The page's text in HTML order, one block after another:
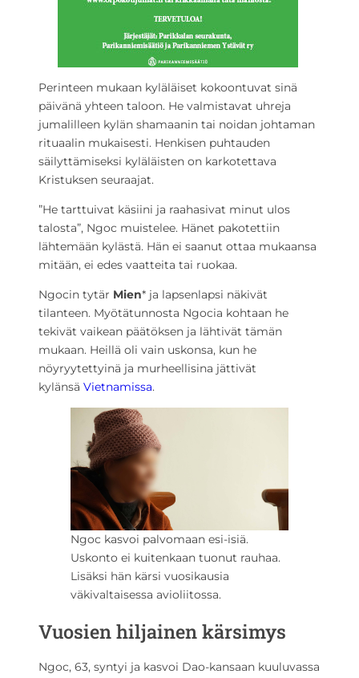
Perinteen mukaan kyläläiset kokoontuvat sinä
päivänä yhteen taloon. He valmistavat uhreja
jumalilleen kylän shamaanin tai noidan johtaman
rituaalin mukaisesti. Henkisen puhtauden
säilyttämiseksi kyläläisten on karkotettava
Kristuksen seuraajat.
”He tarttuivat käsiini ja raahasivat minut ulos
talosta”, Ngoc muistelee. Hänet pakotettiin
lähtemään kylästä. Hän ei saanut ottaa mukaansa
mitään, ei edes vaatteita tai ruokaa.
Ngocin tytär Mien* ja lapsenlapsi näkivät
tilanteen. Myötätunnosta Ngocia kohtaan he
tekivät vaikean päätöksen ja lähtivät tämän
mukaan. Heillä oli vain uskonsa, kun he
nöyryytettyinä ja murheellisina jättivät
kylänsä Vietnamissa.
Ngoc kasvoi palvomaan esi-isiä.
Uskonto ei kuitenkaan tuonut rauhaa.
Lisäksi hän kärsi vuosikausia
väkivaltaisessa avioliitossa.
Vuosien hiljainen kärsimys
Ngoc, 63, syntyi ja kasvoi Dao-kansaan kuuluvassa